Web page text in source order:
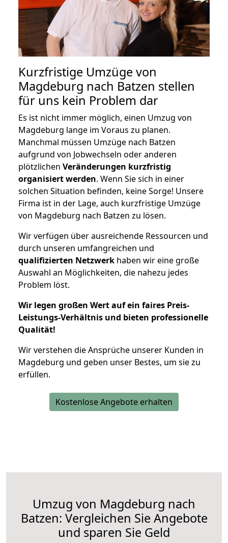
Kurzfristige Umzüge von
Magdeburg nach Batzen stellen
für uns kein Problem dar
Es ist nicht immer möglich, einen Umzug von
Magdeburg lange im Voraus zu planen.
Manchmal müssen Umzüge nach Batzen
aufgrund von Jobwechseln oder anderen
plötzlichen Veränderungen kurzfristig
organisiert werden. Wenn Sie sich in einer
solchen Situation befinden, keine Sorge! Unsere
Firma ist in der Lage, auch kurzfristige Umzüge
von Magdeburg nach Batzen zu lösen.
Wir verfügen über ausreichende Ressourcen und
durch unseren umfangreichen und
qualifizierten Netzwerk haben wir eine große
Auswahl an Möglichkeiten, die nahezu jedes
Problem löst.
Wir legen großen Wert auf ein faires Preis-
Leistungs-Verhältnis und bieten professionelle
Qualität!
Wir verstehen die Ansprüche unserer Kunden in
Magdeburg und geben unser Bestes, um sie zu
erfüllen.
Kostenlose Angebote erhalten
Umzug von Magdeburg nach
Batzen: Vergleichen Sie Angebote
und sparen Sie Geld